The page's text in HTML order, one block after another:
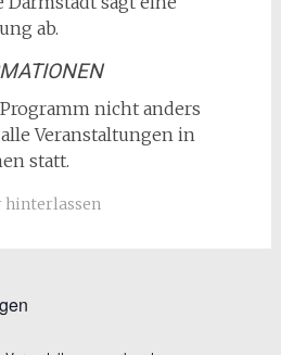
ab.
nicht anders
Veranstaltungen in
statt.
hinterlassen